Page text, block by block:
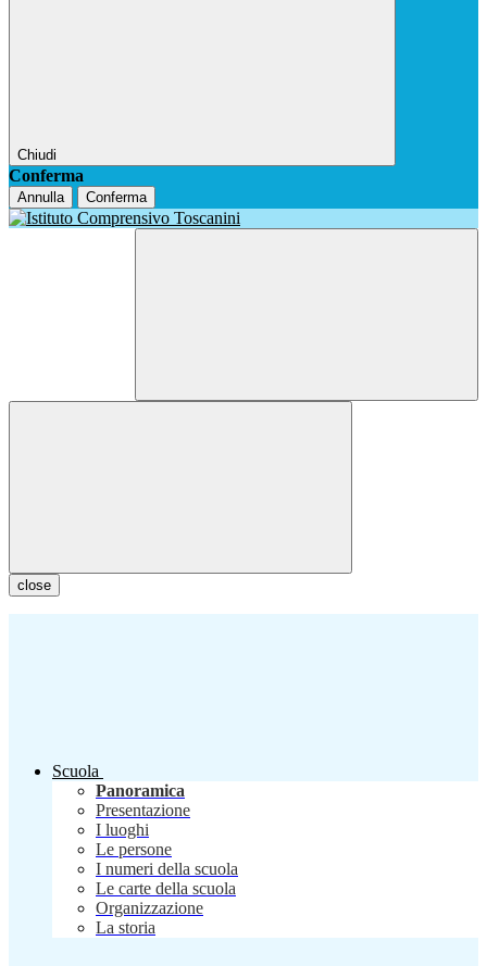
Chiudi
Conferma
Annulla Conferma
close
Scuola
Panoramica
Presentazione
I luoghi
Le persone
I numeri della scuola
Le carte della scuola
Organizzazione
La storia